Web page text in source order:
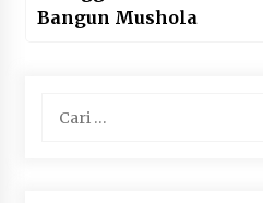
Bangun Mushola
untuk: